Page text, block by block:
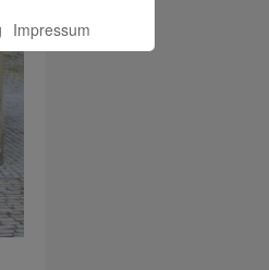
Impressum